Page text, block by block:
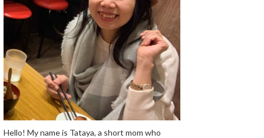
Hello! My name is Tataya, a short mom who